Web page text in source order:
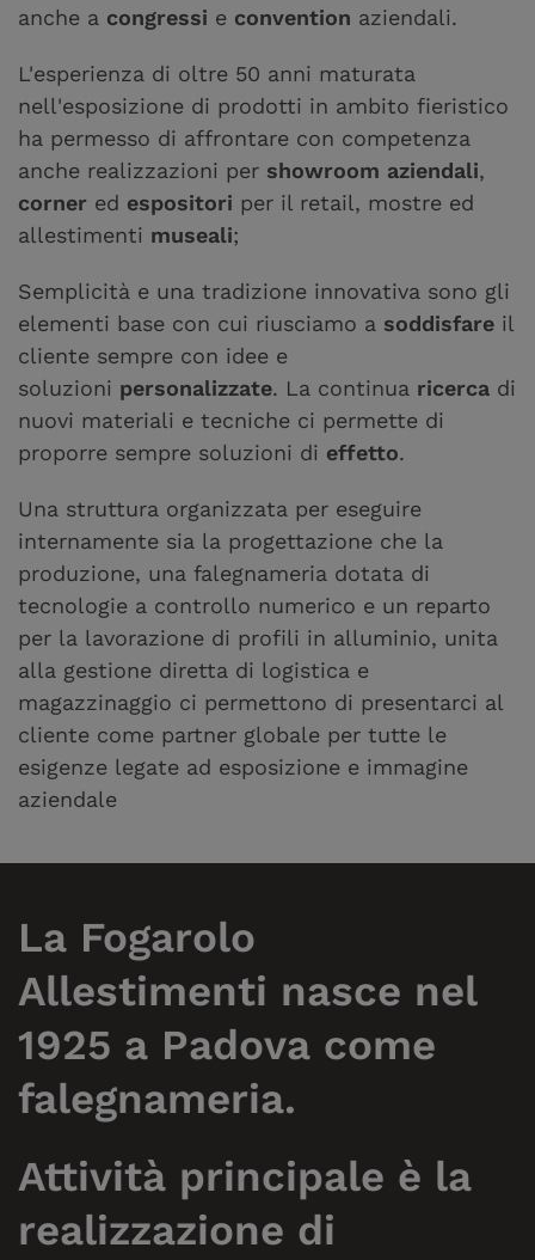
anche a congressi e convention aziendali.
L'esperienza di oltre 50 anni maturata
nell'esposizione di prodotti in ambito fieristico
ha permesso di affrontare con competenza
anche realizzazioni per showroom aziendali,
corner ed espositori per il retail, mostre ed
allestimenti museali;
Semplicità e una tradizione innovativa sono gli
elementi base con cui riusciamo a soddisfare il
cliente sempre con idee e
soluzioni personalizzate. La continua ricerca di
nuovi materiali e tecniche ci permette di
proporre sempre soluzioni di effetto.
Una struttura organizzata per eseguire
internamente sia la progettazione che la
produzione, una falegnameria dotata di
tecnologie a controllo numerico e un reparto
per la lavorazione di profili in alluminio, unita
alla gestione diretta di logistica e
magazzinaggio ci permettono di presentarci al
cliente come partner globale per tutte le
esigenze legate ad esposizione e immagine
aziendale
La Fogarolo
Allestimenti nasce nel
1925 a Padova come
falegnameria.
Attività principale è la
realizzazione di